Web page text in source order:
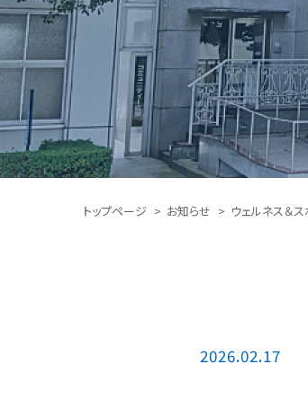
トップページ お知らせ ウェルネス＆
2026.02.17